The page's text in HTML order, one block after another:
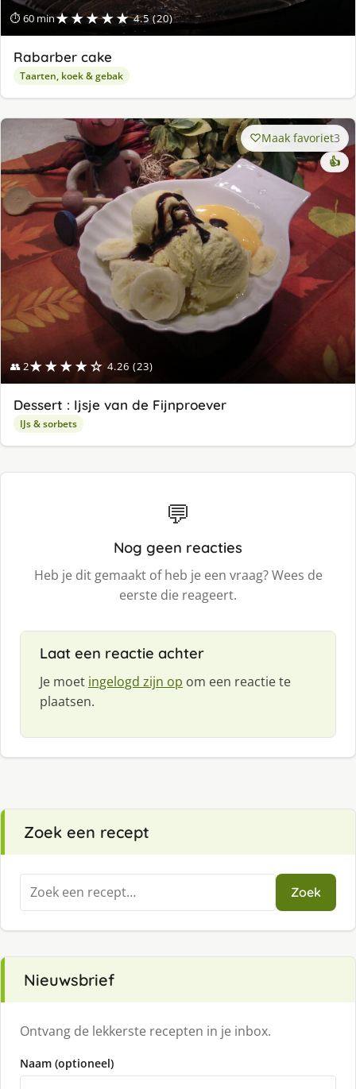
⏱ 60 min★★★★★ 4.5 (20)
Rabarber cake
Taarten, koek & gebak
👥 2★★★★☆ 4.26 (23)
Maak favoriet3
👍
Dessert : Ijsje van de Fijnproever
IJs & sorbets
💬
Nog geen reacties
Heb je dit gemaakt of heb je een vraag? Wees de
eerste die reageert.
Laat een reactie achter
Je moet ingelogd zijn op om een reactie te
plaatsen.
Zoek een recept
Zoeken
naar:
Zoek
Nieuwsbrief
Ontvang de lekkerste recepten in je inbox.
Naam (optioneel)